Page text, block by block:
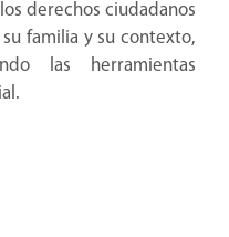
derechos ciudadanos
familia y su contexto,
las herramientas